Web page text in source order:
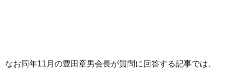
なお同年11月の豊田章男会長が質問に回答する記事では、